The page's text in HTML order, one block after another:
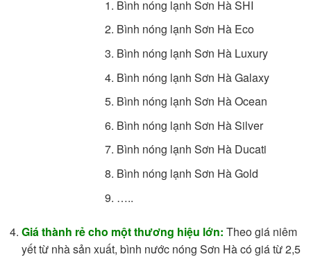
Bình nóng lạnh Sơn Hà SHI
Bình nóng lạnh Sơn Hà Eco
Bình nóng lạnh Sơn Hà Luxury
Bình nóng lạnh Sơn Hà Galaxy
Bình nóng lạnh Sơn Hà Ocean
Bình nóng lạnh Sơn Hà Silver
Bình nóng lạnh Sơn Hà Ducati
Bình nóng lạnh Sơn Hà Gold
…..
Giá thành rẻ cho một thương hiệu lớn: Theo giá niêm
yết từ nhà sản xuất, bình nước nóng Sơn Hà có giá từ 2,5